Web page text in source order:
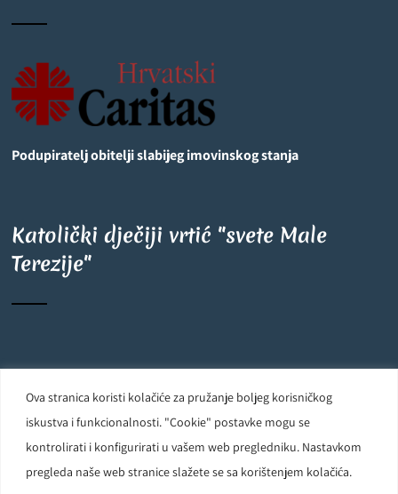
Ova stranica koristi kolačiće za pružanje boljeg korisničkog
iskustva i funkcionalnosti. "Cookie" postavke mogu se
kontrolirati i konfigurirati u vašem web pregledniku. Nastavkom
pregleda naše web stranice slažete se sa korištenjem kolačića.
Podupiratelj obitelji slabijeg imovinskog stanja
Katolički dječiji vrtić "svete Male
Terezije"
Carmelite Sisters DCJ. Made in Kingdom of God. Since 1891. All
rights reserved.